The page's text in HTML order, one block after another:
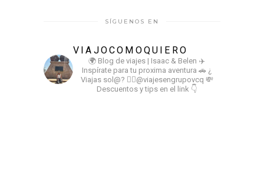
SÍGUENOS EN
VIAJOCOMOQUIERO
🌍 Blog de viajes | Isaac & Belen ✈️
Inspírate para tu proxima aventura 🚗 ¿
Viajas sol@? 👉🏻@viajesengrupovcq 💸
Descuentos y tips en el link 👇